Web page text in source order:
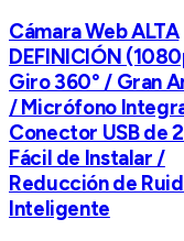
Cámara Web ALTA
DEFINICIÓN
Giro 360° / Gran
/ Micrófono
Conector USB de
Fácil de Instalar /
Reducción de
Inteligente